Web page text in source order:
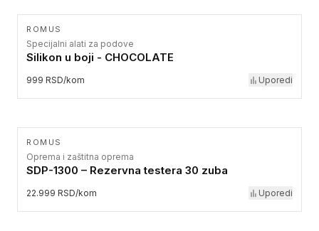
ROMUS
Specijalni alati za podove
Silikon u boji - CHOCOLATE
999 RSD/kom Uporedi
ROMUS
Oprema i zaštitna oprema
SDP-1300 – Rezervna testera 30 zuba
22.999 RSD/kom Uporedi